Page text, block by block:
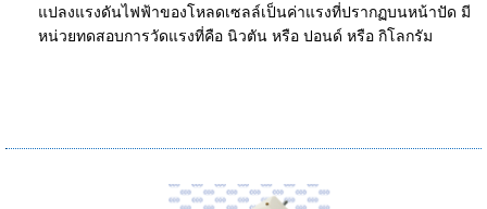
แปลงแรงดันไฟฟ้าของโหลดเซลล์เป็นค่าแรงที่ปรากฏบนหน้าปัด มี
หน่วยทดสอบการวัดแรงที่คือ นิวตัน หรือ ปอนด์ หรือ กิโลกรัม